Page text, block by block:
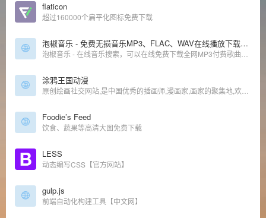
flaticon
超过160000个扁平化图标免费下载
泡椒音乐 - 免费无损音乐MP3、FLAC、WAV在线播放下载网站
涂鸦王国动漫
Foodie’s Feed
饮食、蔬果等高清大图免费下载
LESS
动态编写CSS【官方网站】
gulp.js
前端自动化构建工具【中文网】